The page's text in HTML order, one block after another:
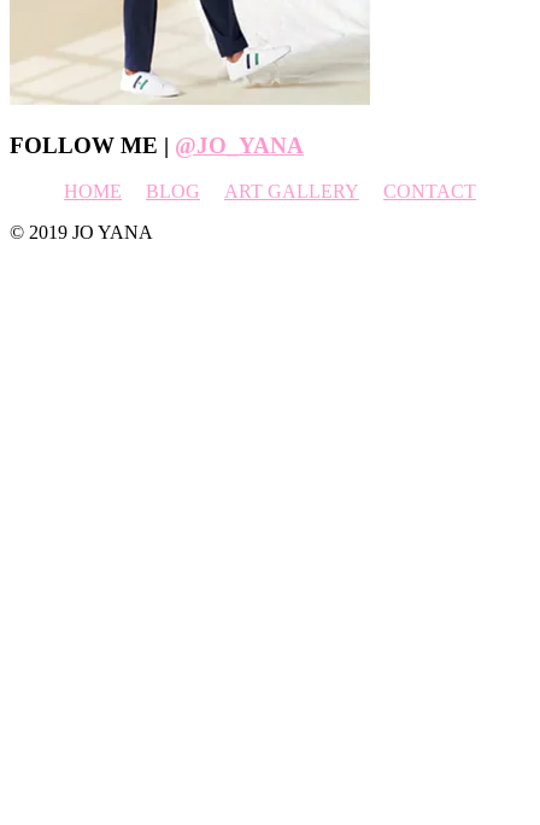
Footer
FOLLOW ME | @JO_YANA
HOME BLOG ART GALLERY
CONTACT
© 2019 JO YANA